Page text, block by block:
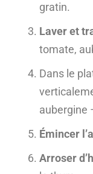
gratin.
Laver et
tomate,
Dans le
aubergine
Émincer
Arroser